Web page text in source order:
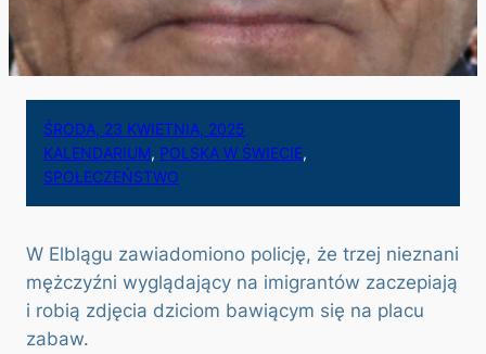
ŚRODA, 23 KWIETNIA, 2025
KALENDARIUM, POLSKA W ŚWIECIE
SPOŁECZEŃSTWO
W Elblągu zawiadomiono policję, że trzej nieznani
mężczyźni wyglądający na imigrantów zaczepiają
i robią zdjęcia dziciom bawiącym się na placu
zabaw.